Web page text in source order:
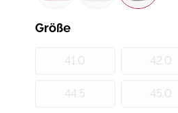
Größe
41.0 42.0
44.5 45.0